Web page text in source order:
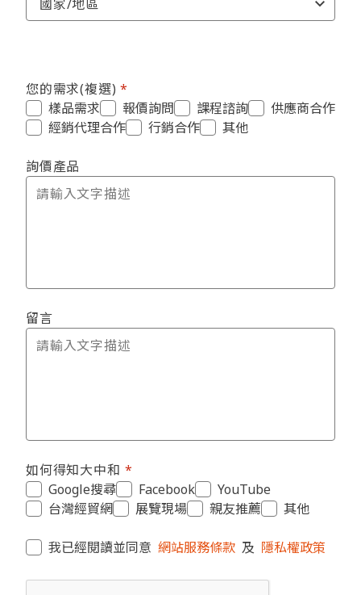
您的需求(複選)
樣品需求
報價詢問 課程諮詢
供應商合作
經銷代理合作
行銷合作 其他
詢價產品
留言
如何得知大中和
Google搜尋
Facebook
YouTube
台灣經貿網
展覽現場 親友推薦 其他
我已經閱讀並同意 網站服務條款 及 隱私權政策